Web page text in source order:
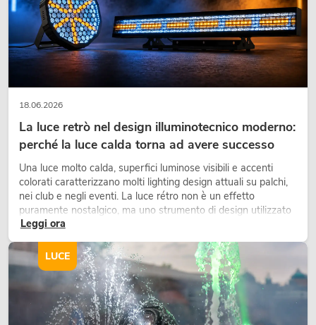
EUROLITE SD-201 DMX Super
299,00
18.06.2026
La luce retrò nel design illuminotecnico moderno:
perché la luce calda torna ad avere successo
Una luce molto calda, superfici luminose visibili e accenti
colorati caratterizzano molti lighting design attuali su palchi,
nei club e negli eventi. La luce rétro non è un effetto
puramente nostalgico, ma uno strumento di design utilizzato
in modo consapevole: crea atmosfera, dona carattere alle
Leggi ora
LUCE